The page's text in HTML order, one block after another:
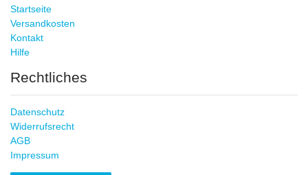
Startseite
Versandkosten
Kontakt
Hilfe
Rechtliches
Datenschutz
Widerrufsrecht
AGB
Impressum